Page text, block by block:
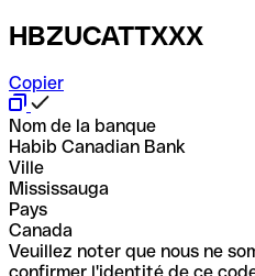
HBZUCATTXXX
Copier
Nom de la banque
Habib Canadian Bank
Ville
Mississauga
Pays
Canada
Veuillez noter que nous ne